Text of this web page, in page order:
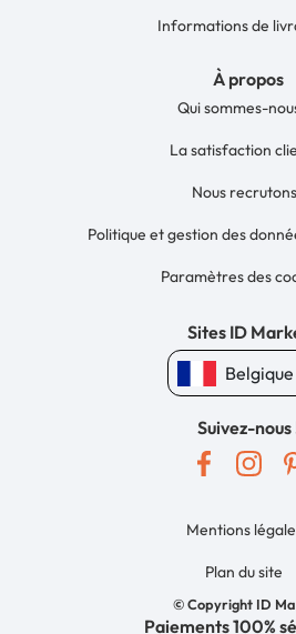
Informations de
À propos
Qui sommes-
La satisfaction
Nous recrutons
Politique et gestion des
Paramètres des
Sites ID
Belgique
Suivez-nous
© Copyright ID
Mentions
Plan du site
Paiements 100%